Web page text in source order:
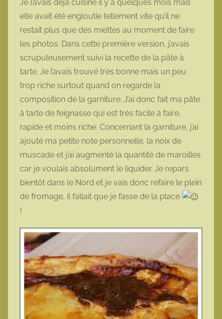
Je l’avais déjà cuisiné il y a quelques mois mais
elle avait été engloutie tellement vite qu’il ne
restait plus que des miettes au moment de faire
les photos. Dans cette première version, j’avais
scrupuleusement suivi la recette de la pâte à
tarte. Je l’avais trouvé très bonne mais un peu
trop riche surtout quand on regarde la
composition de la garniture. J’ai donc fait ma pâte
à tarte de feignasse qui est très facile à faire,
rapide et moins riche. Concernant la garniture, j’ai
ajouté ma petite note personnelle, la noix de
muscade et j’ai augmenté la quantité de maroilles
car je voulais absolument le liquider. Je repars
bientôt dans le Nord et je vais donc refaire le plein
de fromage, il fallait que je fasse de la place
!